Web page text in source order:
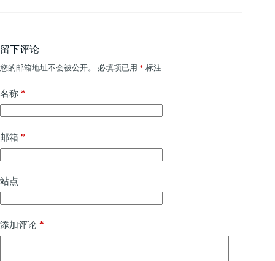
留下评论
您的邮箱地址不会被公开。 必填项已用 * 标注
名称 *
邮箱 *
站点
添加评论 *